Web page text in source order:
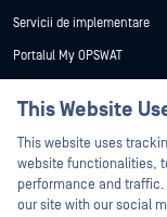
Servicii de implementare
Portalul My OPSWAT
vulnerabilităților
Parteneri
This Website
This website uses
website functionalities,
performance and
our site with our social